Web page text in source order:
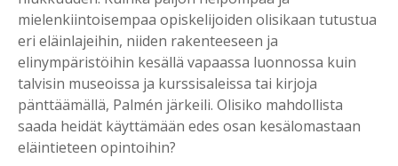
mielenkiintoisempaa opiskelijoiden olisikaan tutustua
eri eläinlajeihin, niiden rakenteeseen ja
elinympäristöihin kesällä vapaassa luonnossa kuin
talvisin museoissa ja kurssisaleissa tai kirjoja
pänttäämällä, Palmén järkeili. Olisiko mahdollista
saada heidät käyttämään edes osan kesälomastaan
eläintieteen opintoihin?